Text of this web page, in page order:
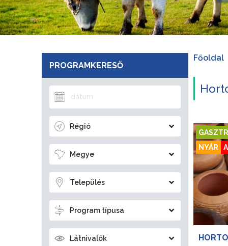
PROGRAMKERESŐ
Régió
Megye
Település
Program típusa
Látnivalók
Főoldal
NYÁR